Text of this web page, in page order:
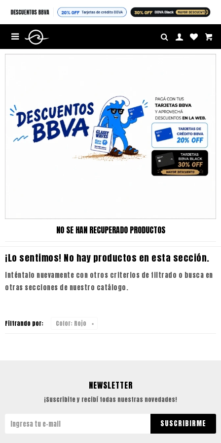


NO SE HAN RECUPERADO PRODUCTOS
¡Lo sentimos! No hay productos en esta sección.
Inténtalo nuevamente con otros criterios de filtrado o busca en
otras secciones de nuestro catálogo.
Filtrando por: Color: Rojo
NEWSLETTER
¡Suscribite y recibí todas nuestras novedades!
SUSCRIBIRME